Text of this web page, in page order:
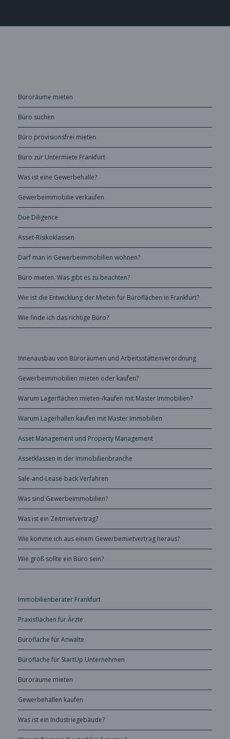
Büroräume mieten
Büro suchen
Büro provisionsfrei mieten
Büro zur Untermiete Frankfurt
Was ist eine Gewerbehalle?
Gewerbeimmobilie verkaufen
Due Diligence
Asset-Risikoklassen
Darf man in Gewerbeimmobilien wohnen?
Büro mieten. Was gibt es zu beachten?
Wie ist die Entwicklung der Mieten für Büroflächen in Frankfurt?
Wie finde ich das richtige Büro?
Innenausbau von Büroräumen und Arbeitsstättenverordnung
Gewerbeimmobilien mieten oder kaufen?
Warum Lagerflächen mieten-/kaufen mit Master Immobilien?
Warum Lagerhallen kaufen mit Master Immobilien
Asset Management und Property Management
Assetklassen in der Immobilienbranche
Sale-and-Lease-back Verfahren
Was sind Gewerbeimmobilien?
Was ist ein Zeitmietvertrag?
Wie komme ich aus einem Gewerbemietvertrag heraus?
Wie groß sollte ein Büro sein?
Immobilienberater Frankfurt
Praxisflächen für Ärzte
Bürofläche für Anwälte
Bürofläche für StartUp Unternehmen
Büroräume mieten
Gewerbehallen kaufen
Was ist ein Industriegebäude?